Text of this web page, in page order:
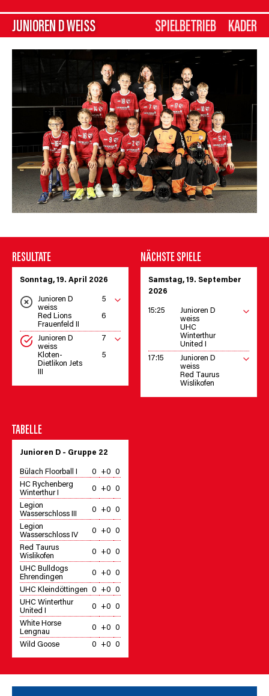
JUNIOREN D WEISS SPIELBETRIEB KADER
RESULTATE
Sonntag, 19. April 2026
Junioren D
weiss
5
Red Lions
Frauenfeld II
6
Junioren D
weiss
7
Kloten-
Dietlikon Jets
5
NÄCHSTE SPIELE
Samstag, 19. September
2026
15:25
Junioren D
weiss
UHC
Winterthur
United I
17:15
Junioren D
weiss
Red Taurus
Wislikofen
TABELLE
Junioren D - Gruppe 22
Bülach Floorball I 0 +0
0
HC Rychenberg
Winterthur I
0 +0 0
Legion
Wasserschloss III
0 +0 0
Legion
Wasserschloss IV
0 +0 0
Red Taurus
Wislikofen
0 +0 0
UHC Bulldogs
Ehrendingen
0 +0 0
UHC Kleindöttingen 0 +0
0
UHC Winterthur
United I
0 +0 0
White Horse
Lengnau
0 +0 0
Wild Goose 0 +0 0